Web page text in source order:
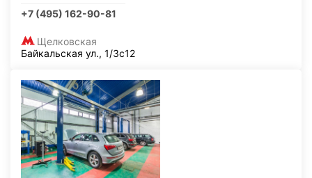
+7 (495) 162-90-81
Щелковская
Байкальская ул., 1/3с12